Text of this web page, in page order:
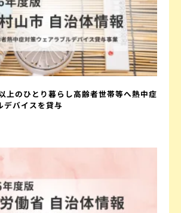
上のひとり暮らし高齢者世帯等へ熱中症
デバイスを貸与